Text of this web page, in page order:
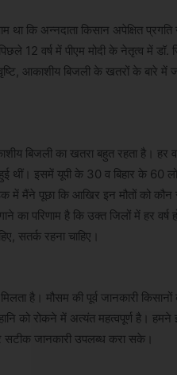
था कि अन्नदाता किसान अपेक्षित
12 वर्ष में पीएम मोदी के नेतृत्व में डॉ.
आकाशीय बिजली के खतरों के बारे में
बिजली का खतरा बहुत रहता है। हर
थीं। इसमें यूपी के 30 व बिहार के 60
में मैंने पूछा कि आखिर इन मौतों को
का परिणाम है कि उक्त जिलों में हर
सतर्क रहना चाहिए।
है। मौसम की पूर्व जानकारी
को रोकने में अत्यंत महत्वपूर्ण है। हमने
जानकारी उपलब्ध करा सके।